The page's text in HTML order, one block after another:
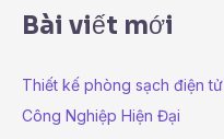
*
Bài viết mới
Thiết kế phòng sạch điện
Công Nghiệp Hiện Đại